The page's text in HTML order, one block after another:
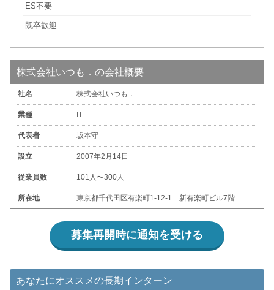
ES不要
既卒歓迎
株式会社いつも．の会社概要
社名 株式会社いつも．
業種 IT
代表者 坂本守
設立 2007年2月14日
従業員数 101人〜300人
所在地 東京都千代田区有楽町1-12-1 新有楽町ビル7階
募集再開時に通知を受ける
あなたにオススメの長期インターン